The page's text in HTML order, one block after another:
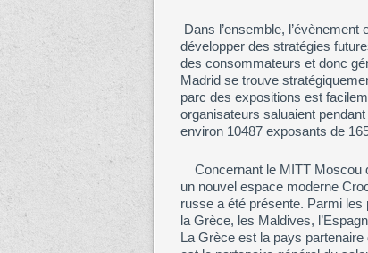
Dans l’ensemble,
développer des stratégies
des consommateurs et donc
Madrid se trouve
parc des expositions est
organisateurs saluaient
environ 10487 exposants de
Concernant le MITT Moscou
un nouvel espace moderne
russe a été présente. Parmi les
la Grèce, les Maldives,
La Grèce est la pays partenaire